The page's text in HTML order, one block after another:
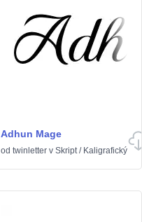
Adhun Mage
od twinletter v Skript/ Kaligrafický